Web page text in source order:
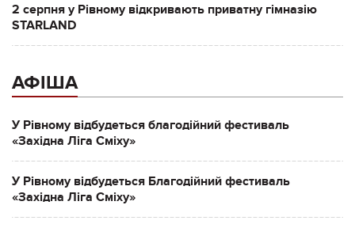
2 серпня у Рівному відкривають приватну гімназію
STARLAND
АФІША
У Рівному відбудеться благодійний фестиваль
«Західна Ліга Сміху»
У Рівному відбудеться Благодійний фестиваль
«Західна Ліга Сміху»